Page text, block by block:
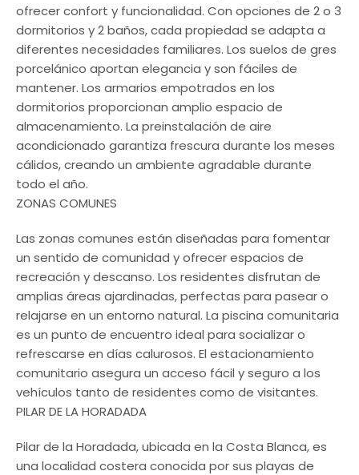
ofrecer confort y funcionalidad. Con opciones de 2 o 3
dormitorios y 2 baños, cada propiedad se adapta a
diferentes necesidades familiares. Los suelos de gres
porcelánico aportan elegancia y son fáciles de
mantener. Los armarios empotrados en los
dormitorios proporcionan amplio espacio de
almacenamiento. La preinstalación de aire
acondicionado garantiza frescura durante los meses
cálidos, creando un ambiente agradable durante
todo el año.
ZONAS COMUNES
Las zonas comunes están diseñadas para fomentar
un sentido de comunidad y ofrecer espacios de
recreación y descanso. Los residentes disfrutan de
amplias áreas ajardinadas, perfectas para pasear o
relajarse en un entorno natural. La piscina comunitaria
es un punto de encuentro ideal para socializar o
refrescarse en días calurosos. El estacionamiento
comunitario asegura un acceso fácil y seguro a los
vehículos tanto de residentes como de visitantes.
PILAR DE LA HORADADA
Pilar de la Horadada, ubicada en la Costa Blanca, es
una localidad costera conocida por sus playas de